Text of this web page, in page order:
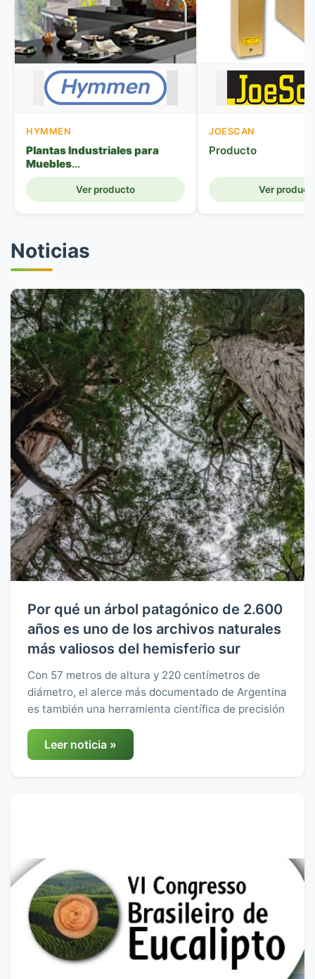
HYMMEN
Plantas Industriales para
Muebles
La gama de productos de
Hymmen para aplicaciones de
muebles incluye líneas de
tableros de aglomerado
recubiertos de melamina o
MDF. Además, las líneas de
revestimiento de lámina de
piezas de muebles, como
tableros a base de madera y
envoltura automática de
bordes, también están
disponibles opcionalmente.
También ofrecemos líneas
completas de revestimiento
líquido, así como máquinas
individuales para procesos de
impresión de huecograbado o
indirecto. Las líneas de
impresión digital industrial
completan la gama de
productos y ofrecen una
alternativa innovadora para la
producción flexible.
Ver producto
JOESCAN
Producto
Ver
Noticias
Por qué un árbol patagónico de 2.600
años es uno de los archivos naturales
más valiosos del hemisferio sur
Con 57 metros de altura y 220 centímetros de
diámetro, el alerce más documentado de Argentina
es también una herramienta científica de precisión
Leer noticia »